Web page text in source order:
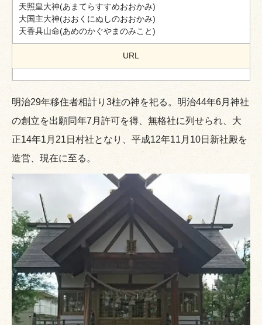
天照皇大神(あまてらすすめおおかみ)
大国主大神(おおくにぬしのおおかみ)
天香具山命(あめのかぐやまのみこと)
URL
明治29年移住者相計り3柱の神を祀る。明治44年6月神社
の創立を出願同年7月許可を得、無格社に列せられ、大
正14年1月21日村社となり、平成12年11月10日新社殿を
造営、現在に至る。